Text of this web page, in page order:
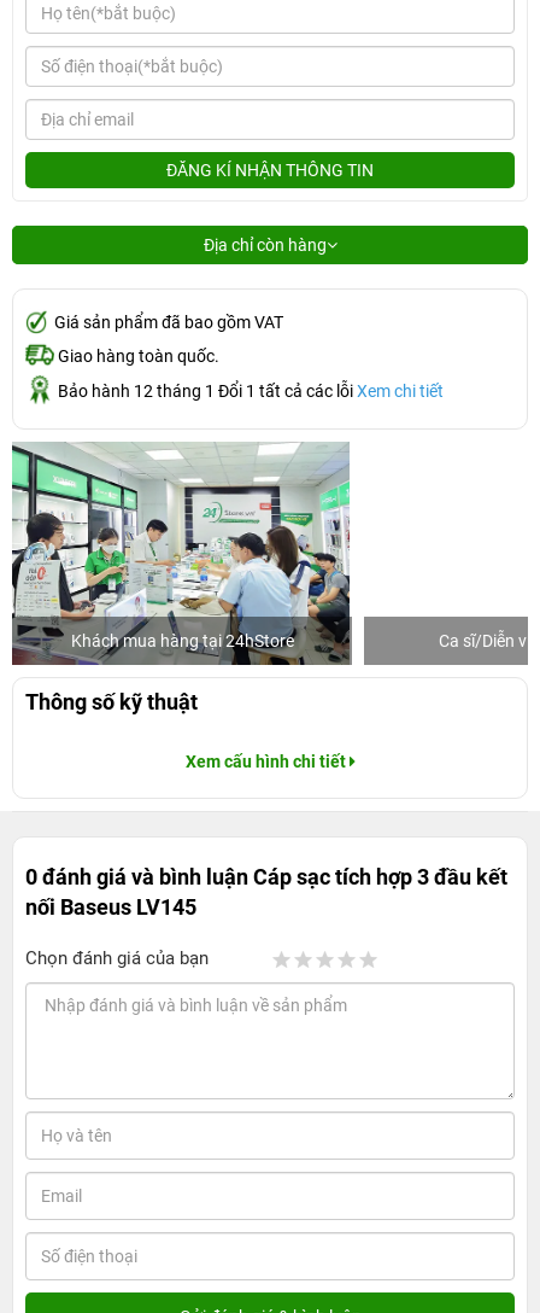
ĐĂNG KÍ NHẬN THÔNG TIN
Địa chỉ còn hàng
Giá sản phẩm đã bao gồm VAT
Giao hàng toàn quốc.
Bảo hành 12 tháng 1 Đổi 1 tất cả các lỗiXem chi tiết
Khách mua hàng tại 24hStore Ca sĩ/Diễn
Thông số kỹ thuật
Xem cấu hình chi tiết
0 đánh giá và bình luậnCáp sạc tích hợp 3 đầu kết
nối Baseus LV145
Chọn đánh giá của bạn